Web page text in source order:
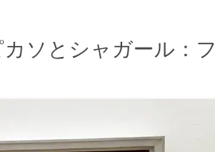
ソとシャガール：フ